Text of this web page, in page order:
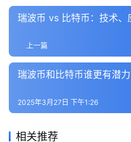
科
瑞波币 vs 比特币：技术
上一篇
瑞波币和比特币谁更有潜
2025年3月27日 下午1:26
相关推荐